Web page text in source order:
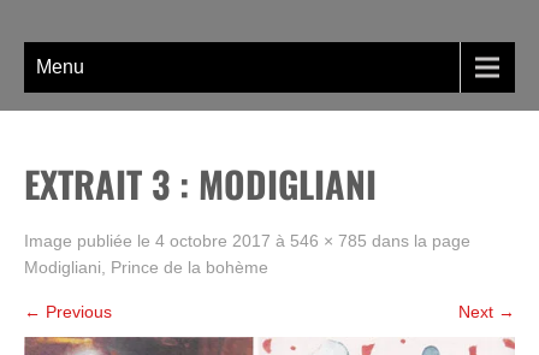
contentMenu
EXTRAIT 3 : MODIGLIANI
Image publiée le 4 octobre 2017 à 546 × 785 dans la page
Modigliani, Prince de la bohème
← Previous Next →